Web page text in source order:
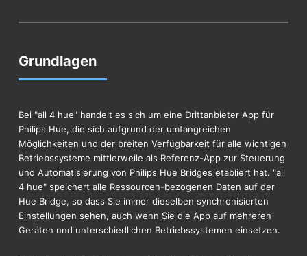
Grundlagen
Bei "all 4 hue" handelt es sich um eine Drittanbieter App für
Philips Hue, die sich aufgrund der umfangreichen
Möglichkeiten und der breiten Verfügbarkeit für alle wichtigen
Betriebssysteme mittlerweile als Referenz-App zur Steuerung
und Automatisierung von Philips Hue Bridges etabliert hat. "all
4 hue" speichert alle Ressourcen-bezogenen Daten auf der
Hue Bridge, so dass Sie immer dieselben synchronisierten
Einstellungen sehen, auch wenn Sie die App auf mehreren
Geräten und unterschiedlichen Betriebssystemen einsetzen.